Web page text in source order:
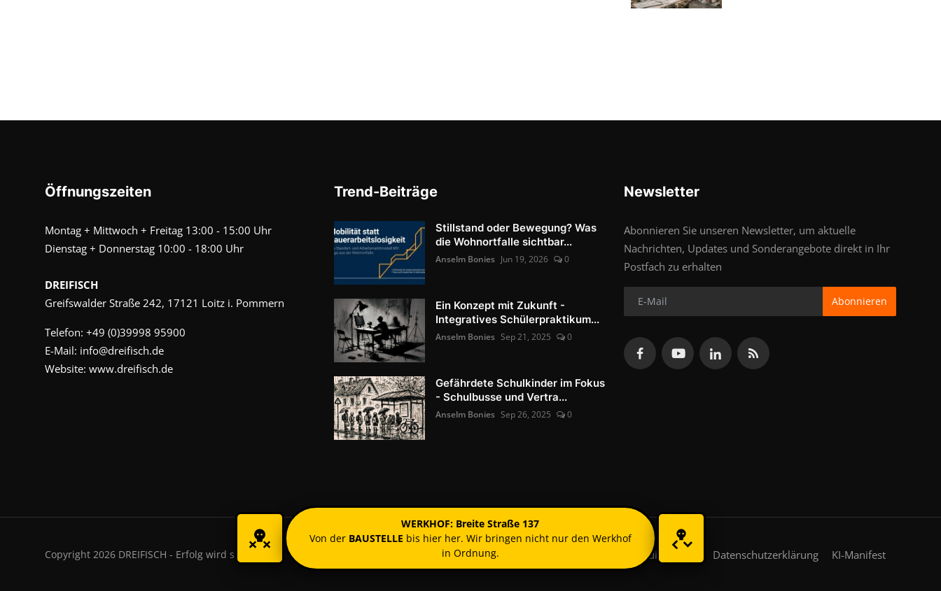
Öffnungszeiten
Montag + Mittwoch + Freitag 13:00 - 15:00 Uhr
Dienstag + Donnerstag 10:00 - 18:00 Uhr
DREIFISCH
Greifswalder Straße 242, 17121 Loitz i. Pommern
Telefon: +49 (0)39998 95900
E-Mail: info@dreifisch.de
Website: www.dreifisch.de
Trend-Beiträge
Stillstand oder Bewegung? Was
die Wohnortfalle sichtbar...
Anselm Bonies Jun 19, 2026 0
Ein Konzept mit Zukunft -
Integratives Schülerpraktikum...
Anselm Bonies Sep 21, 2025 0
Gefährdete Schulkinder im Fokus
- Schulbusse und Vertra...
Anselm Bonies Sep 26, 2025 0
Newsletter
Abonnieren Sie unseren Newsletter, um aktuelle
Nachrichten, Updates und Sonderangebote direkt in Ihr
Postfach zu erhalten
Abonnieren
Copyright 2026 DREIFISCH - Erfolg wird sichtbar. Nutzungsbedingungen Datenschutzerklärung KI-Manifest
WERKHOF: Breite Straße 137
Von der BAUSTELLE bis hier her. Wir bringen nicht nur den Werkhof
in Ordnung.